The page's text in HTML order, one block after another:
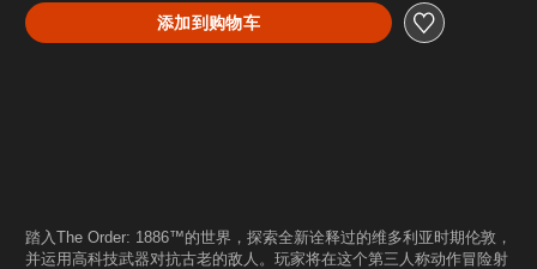
添加到购物车
踏入The Order: 1886™的世界，探索全新诠释过的维多利亚时期伦敦，
并运用高科技武器对抗古老的敌人。玩家将在这个第三人称动作冒险射